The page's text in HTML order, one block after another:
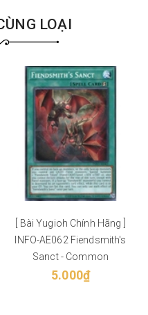
LOẠI
[ Bài Yugioh Chính Hãng ]
INFO-AE062 Fiendsmith's
Sanct - Common
5.000₫